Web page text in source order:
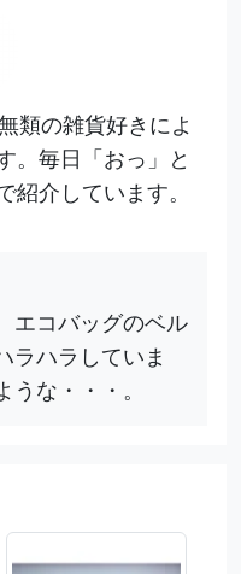
類の雑貨好きによ
。毎日「おっ」と
介しています。
エコバッグのベル
ラハラしていま
な・・・。